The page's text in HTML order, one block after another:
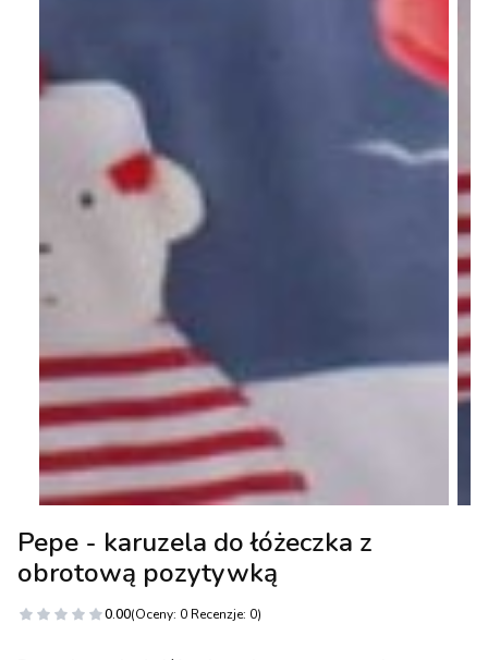
Pepe - karuzela do łóżeczka z
obrotową pozytywką
0.00(Oceny: 0 Recenzje: 0)